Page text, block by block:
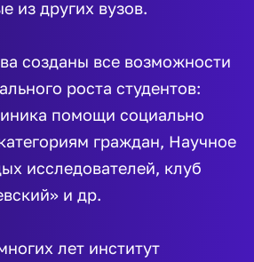
из других вузов.
созданы все возможности
роста студентов:
помощи социально
граждан, Научное
исследователей, клуб
и др.
лет институт